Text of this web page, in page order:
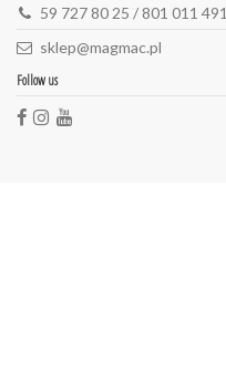
59 727 80 25 / 801 011 491
sklep@magmac.pl
Follow us